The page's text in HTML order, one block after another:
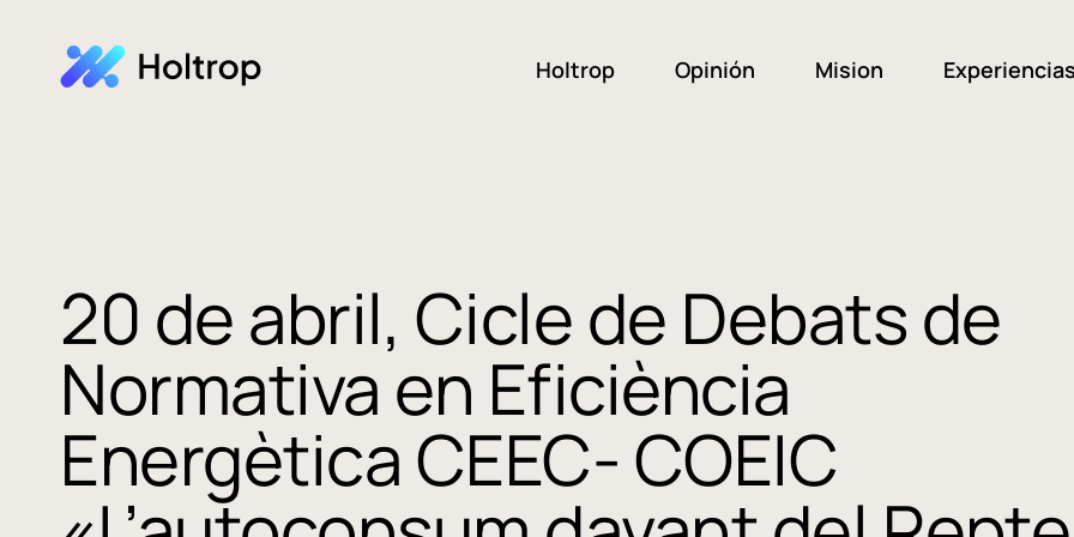
Holtrop Opinión Mision Experiencias
20 de abril, Cicle de Debats de
Normativa en Eficiència
Energètica CEEC- COEIC